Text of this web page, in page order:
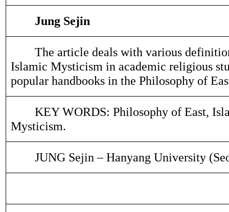
Jung Sejin
The article deals with various
Islamic Mysticism in academic religious
popular handbooks in the Philosophy of
KEY WORDS: Philosophy of East,
Mysticism.
JUNG Sejin – Hanyang University